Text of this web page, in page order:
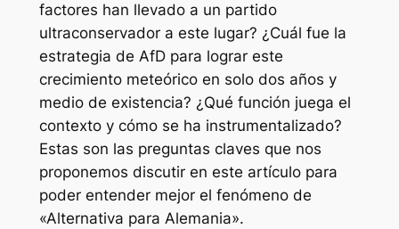
factores han llevado a un partido
ultraconservador a este lugar? ¿Cuál fue la
estrategia de AfD para lograr este
crecimiento meteórico en solo dos años y
medio de existencia? ¿Qué función juega el
contexto y cómo se ha instrumentalizado?
Estas son las preguntas claves que nos
proponemos discutir en este artículo para
poder entender mejor el fenómeno de
«Alternativa para Alemania».